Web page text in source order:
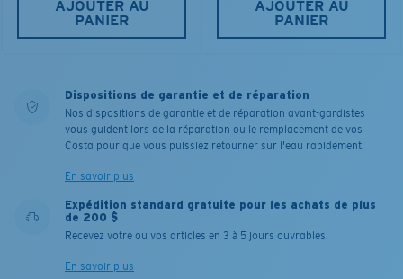
AJOUTER AU
PANIER
AJOUTER AU
PANIER
Dispositions de garantie et de réparation
Nos dispositions de garantie et de réparation avant-gardistes
vous guident lors de la réparation ou le remplacement de vos
Costa pour que vous puissiez retourner sur l'eau rapidement.
En savoir plus
Expédition standard gratuite pour les achats de plus
de 200 $
Recevez votre ou vos articles en 3 à 5 jours ouvrables.
En savoir plus